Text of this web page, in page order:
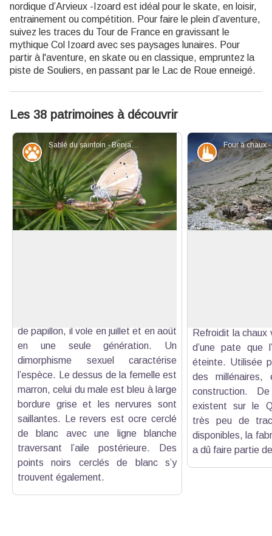
nordique d’Arvieux -Izoard est idéal pour le skate, en loisir,
entrainement ou compétition. Pour faire le plein d’aventure,
suivez les traces du Tour de France en gravissant le
mythique Col Izoard avec ses paysages lunaires. Pour
partir à l'aventure, en skate ou en classique, empruntez la
piste de Souliers, en passant par le Lac de Roue enneigé.
Les 38 patrimoines à découvrir
Sablé du sainfoin - Benjamin Musella - PNR Queyras
Faune
de papillon, il vole en juillet et en août
en une seule génération. Un
dimorphisme sexuel caractérise
l’espèce. Le dessus de la femelle est
marron, celui du male est bleu à large
bordure grise et les nervures sont
saillantes. Le revers est ocre cerclé
de blanc avec une ligne blanche
traversant l’aile postérieure. Des
points noirs cerclés de blanc s’y
trouvent également.
Patrimoine
Refroidit la chaux
d’une pate que
éteinte. Utilisée
des
construction.
existent sur le
très peu de
disponibles, la
a dû faire partie